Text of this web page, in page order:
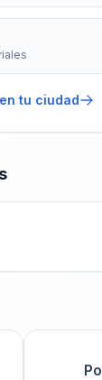
tu ciudad